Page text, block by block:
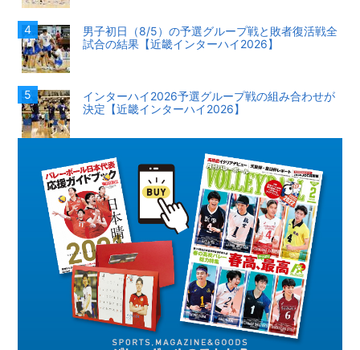
男子初日（8/5）の予選グループ戦と敗者復活戦全
試合の結果【近畿インターハイ2026】
インターハイ2026予選グループ戦の組み合わせが
決定【近畿インターハイ2026】